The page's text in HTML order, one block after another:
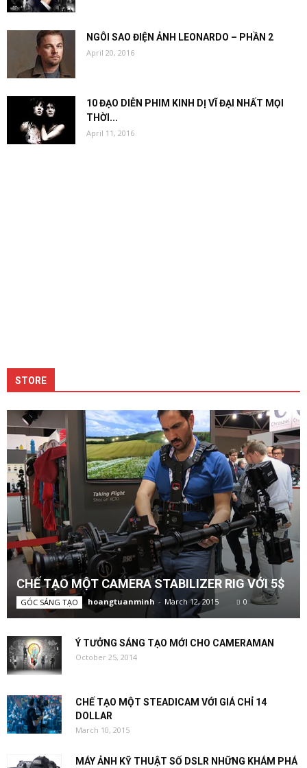
NGÔI SAO ĐIỆN ẢNH LEONARDO – PHẦN 2
April 20, 2016
10 ĐẠO DIỄN PHIM KINH DỊ VĨ ĐẠI NHẤT MỌI
THỜI...
April 11, 2016
STORE
CHẾ TẠO MỘT CAMERA STABILIZER RIG VỚI 5$
GÓC SÁNG TẠO hoangtuanminh - March 12, 2015 0
Ý TƯỞNG SÁNG TẠO MỚI CHO CAMERAMAN
October 25, 2014
CHẾ TẠO MỘT STEADICAM VỚI GIÁ CHỈ 14
DOLLAR
March 10, 2015
MÁY ẢNH KỸ THUẬT SỐ DSLR NHỮNG KHÁM PHÁ